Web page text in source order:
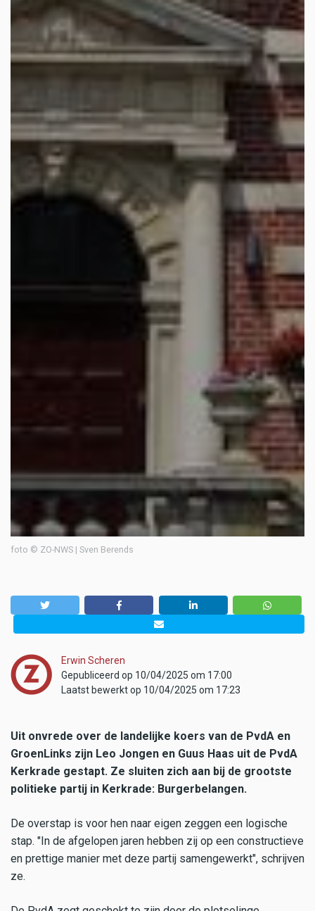
foto © ZO-NWS | Sven Berends
Erwin Scheren
Gepubliceerd op 10/04/2025 om 17:00
Laatst bewerkt op 10/04/2025 om 17:23
Uit onvrede over de landelijke koers van de PvdA en
GroenLinks zijn Leo Jongen en Guus Haas uit de PvdA
Kerkrade gestapt. Ze sluiten zich aan bij de grootste
politieke partij in Kerkrade: Burgerbelangen.
De overstap is voor hen naar eigen zeggen een logische
stap. "In de afgelopen jaren hebben zij op een constructieve
en prettige manier met deze partij samengewerkt", schrijven
ze.